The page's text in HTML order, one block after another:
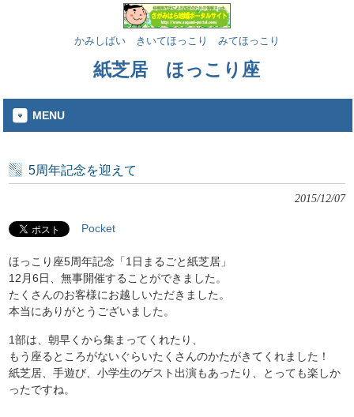
かみしばい きいてほっこり みてほっこり
紙芝居 ほっこり座
MENU
5周年記念を迎えて
2015/12/07
Pocket
ほっこり座5周年記念「1日まるごと紙芝居」
12月6日、無事開催することができました。
たくさんのお客様にお越しいただきました。
本当にありがとうございました。
1部は、朝早くから集まってくれたり、
もう座るところがないぐらいたくさんのかたがきてくれました！
紙芝居、手遊び、小学生のゲスト出演もあったり、とっても楽しか
ったですね。